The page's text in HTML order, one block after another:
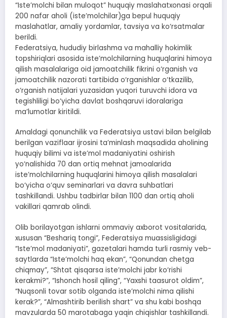
“Iste’molchi bilan muloqot” huquqiy maslahatxonasi orqali
200 nafar aholi (iste’molchilar)ga bepul huquqiy
maslahatlar, amaliy yordamlar, tavsiya va ko‘rsatmalar
berildi.
Federatsiya, hududiy birlashma va mahalliy hokimlik
topshiriqlari asosida iste’molchilarning huquqlarini himoya
qilish masalalariga oid jamoatchilik fikrini o‘rganish va
jamoatchilik nazorati tartibida o‘rganishlar o‘tkazilib,
o‘rganish natijalari yuzasidan yuqori turuvchi idora va
tegishliligi bo‘yicha davlat boshqaruvi idoralariga
ma’lumotlar kiritildi.
Amaldagi qonunchilik va Federatsiya ustavi bilan belgilab
berilgan vaziflaar ijrosini ta’minlash maqsadida aholining
huquqiy bilimi va iste’mol madaniyatini oshirish
yo‘nalishida 70 dan ortiq mehnat jamoalarida
iste’molchilarning huquqlarini himoya qilish masalalari
bo‘yicha o‘quv seminarlari va davra suhbatlari
tashkillandi. Ushbu tadbirlar bilan 1100 dan ortiq aholi
vakillari qamrab olindi.
Olib borilayotgan ishlarni ommaviy axborot vositalarida,
xususan “Beshariq tongi”, Federatsiya muassisligidagi
“Iste’mol madaniyati”, gazetalari hamda turli rasmiy veb-
saytlarda “Iste’molchi haq ekan”, “Qonundan chetga
chiqmay”, “Shtat qisqarsa iste’molchi jabr ko‘rishi
kerakmi?”, “Ishonch hosil qiling”, “Yaxshi taasurot oldim”,
“Nuqsonli tovar sotib olganda iste’molchi nima qilishi
kerak?”, “Almashtirib berilish shart” va shu kabi boshqa
mavzularda 50 marotabaga yaqin chiqishlar tashkillandi.